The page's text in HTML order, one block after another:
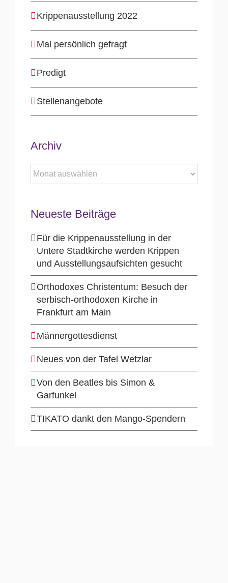
Krippenausstellung 2022
Mal persönlich gefragt
Predigt
Stellenangebote
Archiv
Archiv
Neueste Beiträge
Für die Krippenausstellung in der
Untere Stadtkirche werden Krippen
und Ausstellungsaufsichten gesucht
Orthodoxes Christentum: Besuch der
serbisch-orthodoxen Kirche in
Frankfurt am Main
Männergottesdienst
Neues von der Tafel Wetzlar
Von den Beatles bis Simon &
Garfunkel
TIKATO dankt den Mango-Spendern